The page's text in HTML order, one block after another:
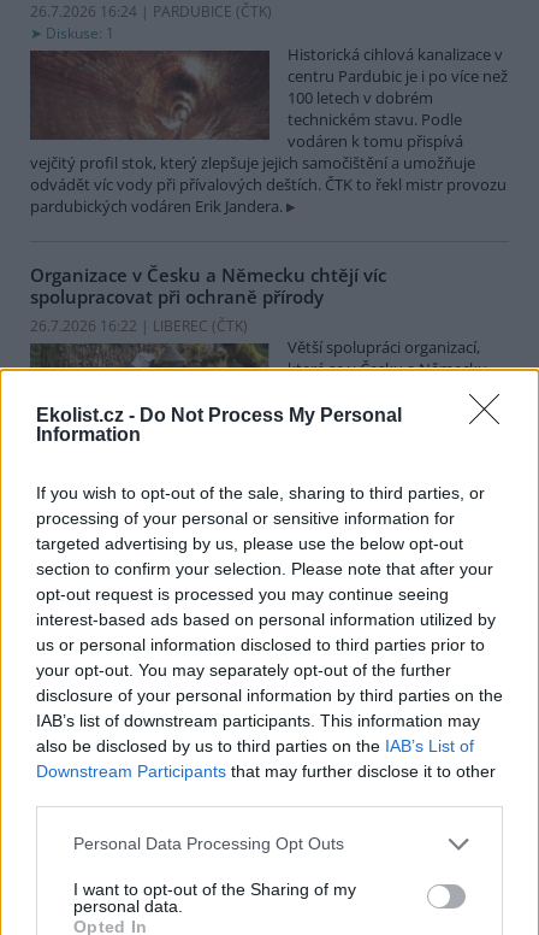
Ekolist.cz - Do Not Process My Personal
Information
If you wish to opt-out of the sale, sharing to third parties, or
processing of your personal or sensitive information for
targeted advertising by us, please use the below opt-out
section to confirm your selection. Please note that after your
opt-out request is processed you may continue seeing
interest-based ads based on personal information utilized by
us or personal information disclosed to third parties prior to
your opt-out. You may separately opt-out of the further
disclosure of your personal information by third parties on the
IAB’s list of downstream participants. This information may
also be disclosed by us to third parties on the IAB’s List of
Downstream Participants that may further disclose it to other
Personal Data Processing Opt Outs
I want to opt-out of the Sharing of my
personal data.
Opted In
26.7.2026 16:24 | PARDUBICE (ČTK)
Diskuse: 1
Historická cihlová kanalizace v
centru Pardubic je i po více než
100 letech v dobrém
technickém stavu. Podle
vodáren k tomu přispívá
vejčitý profil stok, který zlepšuje jejich samočištění a umožňuje
odvádět víc vody při přívalových deštích. ČTK to řekl mistr provozu
pardubických vodáren Erik Jandera.
Organizace v Česku a Německu chtějí víc
spolupracovat při ochraně přírody
26.7.2026 16:22 | LIBEREC (ČTK)
Větší spolupráci organizací,
které se v Česku a Německu
přírody a podpoře
partnerem Naturschutzzentrum Zittauer Gebirge (Centrum
ochrany přírody Žitavské hory).
Pardubičtí myslivci obnovili školicí středisko z roku
1949, říkali mu Dřevák
26.7.2026 15:59 ( ČTK)
Pardubičtí myslivci
zmodernizovali školicí
středisko zvané Dřevák v
areálu střelnice na Hůrkách.
Původně dřevěná stavba z
roku 1949 byla v havarijním stavu a neměla potřebné zázemí pro
nízkoenergetická stavba s kapacitou až 100 lidí. ČTK to řekl
předseda myslivecké rady Okresního mysliveckého spolku
František Dittrich.
Zlínská zoo má v Africe výzkumný projekt zaměřený na